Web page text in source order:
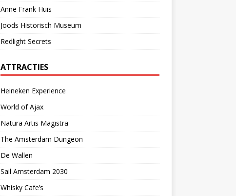
Anne Frank Huis
Joods Historisch Museum
Redlight Secrets
ATTRACTIES
Heineken Experience
World of Ajax
Natura Artis Magistra
The Amsterdam Dungeon
De Wallen
Sail Amsterdam 2030
Whisky Cafe’s